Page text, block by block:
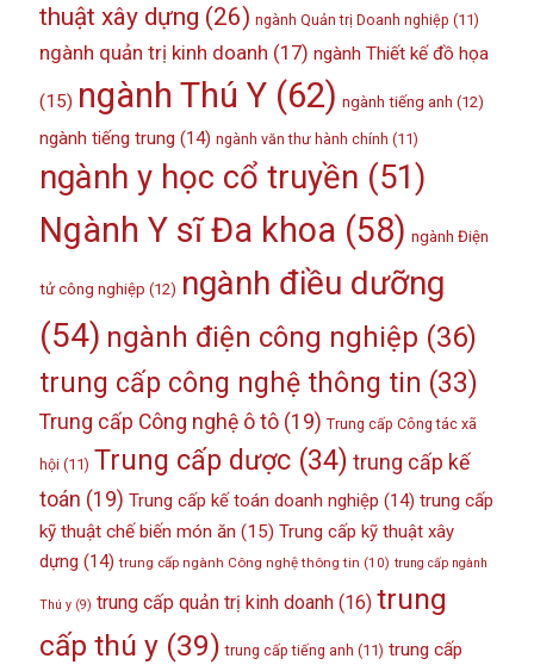
thuật xây dựng (26) ngành Quản trị Doanh nghiệp (11)
ngành quản trị kinh doanh (17) ngành Thiết kế đồ họa
(15) ngành Thú Y(62) ngành tiếng anh (12)
ngành tiếng trung (14) ngành văn thư hành chính (11)
ngành y học cổ truyền (51)
Ngành Y sĩ Đa khoa (58) ngành Điện
tử công nghiệp (12) ngành điều dưỡng
(54) ngành điện công nghiệp (36)
trung cấp công nghệ thông tin (33)
Trung cấp Công nghệ ô tô(19) Trung cấp Công tác xã
hội (11) Trung cấp dược(34) trung cấp kế
toán (19) Trung cấp kế toán doanh nghiệp (14) trung cấp
kỹ thuật chế biến món ăn (15) Trung cấp kỹ thuật xây
dựng (14) trung cấp ngành Công nghệ thông tin (10) trung cấp ngành
Thú y(9) trung cấp quản trị kinh doanh(16) trung
cấp thú y(39) trung cấp tiếng anh (11) trung cấp